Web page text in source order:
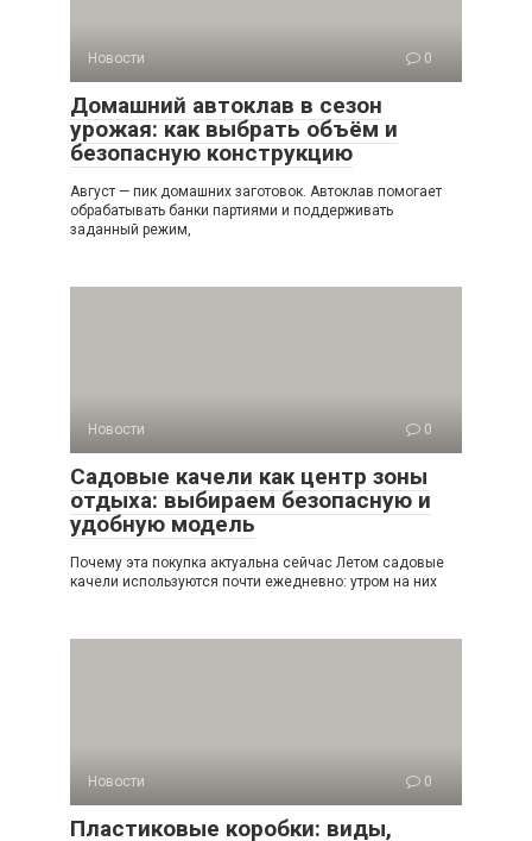
Новости 0
Домашний автоклав в сезон
урожая: как выбрать объём и
безопасную конструкцию
Август — пик домашних заготовок. Автоклав помогает
обрабатывать банки партиями и поддерживать
заданный режим,
Новости 0
Садовые качели как центр зоны
отдыха: выбираем безопасную и
удобную модель
Почему эта покупка актуальна сейчас Летом садовые
качели используются почти ежедневно: утром на них
Новости 0
Пластиковые коробки: виды,